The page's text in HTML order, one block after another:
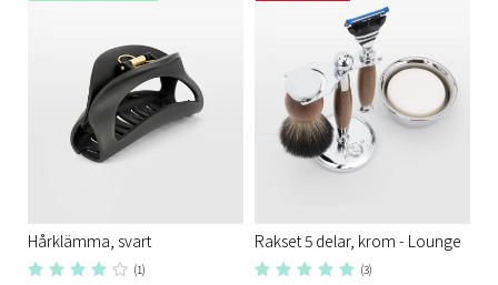
Hårklämma, svart
(1)
Rakset 5 delar, krom - Lounge
(3)